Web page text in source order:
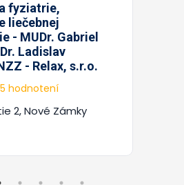
fyziatrie,
liečebnej
- MUDr. Gabriel
Ladislav
- Relax, s.r.o.
5 hodnotení
2, Nové Zámky